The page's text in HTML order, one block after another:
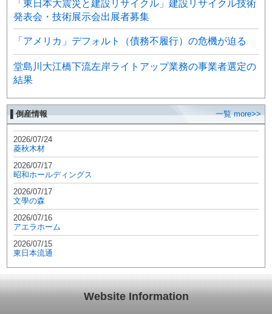
「東日本大震災と建設リサイクル」建設リサイクル技術
発表会・技術展示会出展者募集
「アメリカ」デフォルト（債務不履行）の危機が迫る
堂島川大江橋下流左岸ライトアップ業務の事業者選定の
結果
▌倒産情報 一覧 more>>
2026/07/24
菱秋木材
2026/07/17
昭和ホールディングス
2026/07/17
文學の森
2026/07/16
アエラホーム
2026/07/15
東日本流通
Website Information